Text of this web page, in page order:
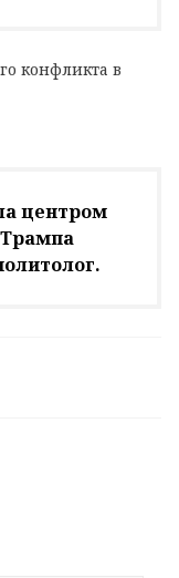
конфликта в
центром